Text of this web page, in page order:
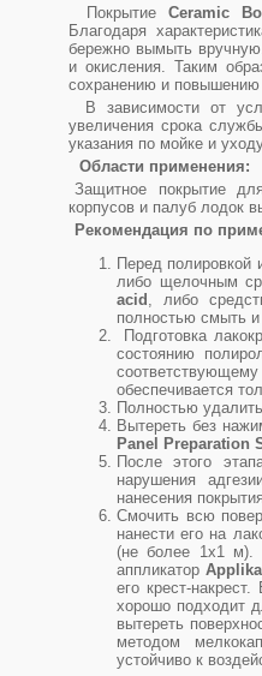
Покрытие Ceramic
Благодаря
бережно вымыть
и окисления. Таким
сохранению и повышению
В зависимости от
увеличения срока
указания по мойке и
Области применения:
Защитное покрытие
корпусов и палуб лодок
Рекомендация по
Перед полировкой
либо щелочным
acid , либо
полностью смыть
Подготовка
состоянию
обеспечивается
Полностью
Вытереть без
Panel Preparation
После этого
нарушения
нанесения
Смочить всю
нанести его на
(не более 1x1 м).
аппликатор
его крест-
хорошо подходит
вытереть
методом
устойчиво к